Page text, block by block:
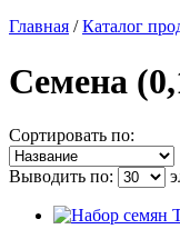
Главная /Каталог
Семена
Сортировать по:
Выводить по: